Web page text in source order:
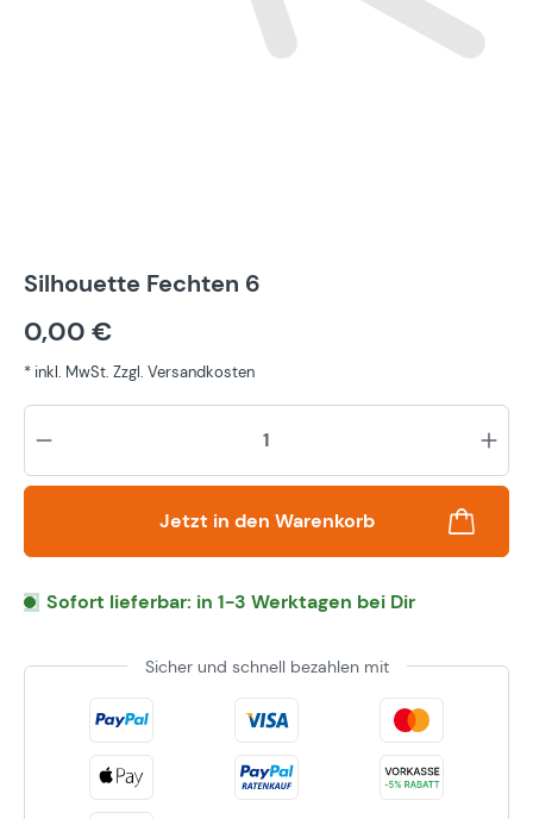
Silhouette Fechten 6
0,00 €
* inkl. MwSt. Zzgl. Versandkosten
Jetzt in den Warenkorb
Sofort lieferbar: in 1-3 Werktagen bei Dir
Sicher und schnell bezahlen mit